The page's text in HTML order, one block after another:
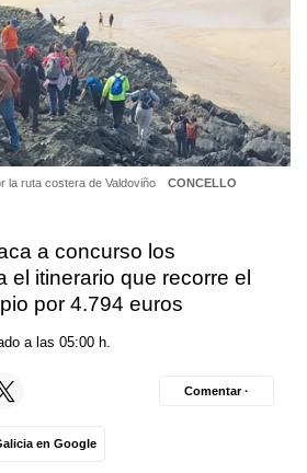
la ruta costera de Valdoviño
CONCELLO
a concurso los
el itinerario que recorre el
por 4.794 euros
a las 05:00 h.
en Google
Comentar ·